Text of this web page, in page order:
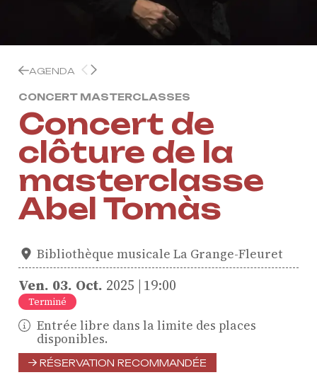
AGENDA
CONCERT MASTERCLASSES
Concert de
clôture de la
masterclasse
Abel Tomàs
Bibliothèque musicale La Grange-Fleuret
Ven. 03. Oct. 2025 19:00
Terminé
Entrée libre dans la limite des places
disponibles.
RÉSERVATION RECOMMANDÉE
ProQuartet - Centre
Européen de Musique de
Chambre